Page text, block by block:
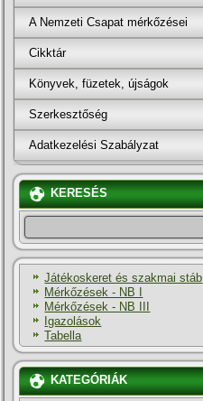
A Nemzeti Csapat mérkőzései
Cikktár
Könyvek, füzetek, újságok
Szerkesztőség
Adatkezelési Szabályzat
KERESÉS
Játékoskeret és szakmai stáb
Mérkőzések - NB I
Mérkőzések - NB III
Igazolások
Tabella
KATEGÓRIÁK